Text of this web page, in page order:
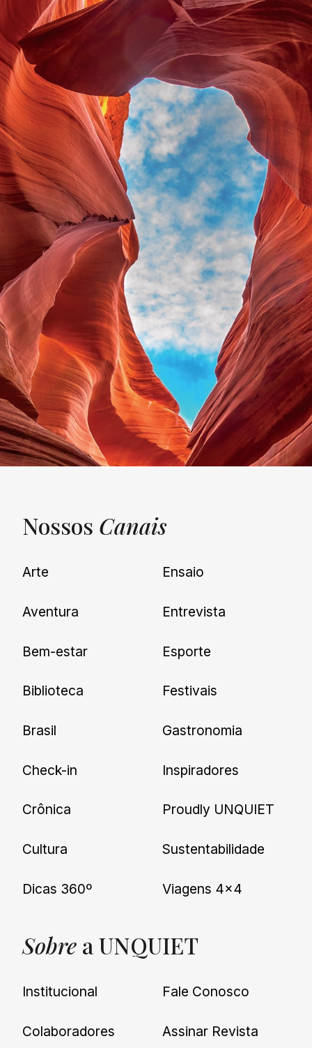
UNQUIET
Newsletter
nossas novidades.
Nossos Canais
Arte
Aventura
Bem-estar
Biblioteca
Brasil
Check-in
Crônica
Cultura
Dicas 360º
Ensaio
Entrevista
Esporte
Festivais
Gastronomia
Inspiradores
Proudly UNQUIET
Sustentabilidade
Viagens 4×4
Sobre a UNQUIET
Institucional
Colaboradores
Fale Conosco
Assinar Revista